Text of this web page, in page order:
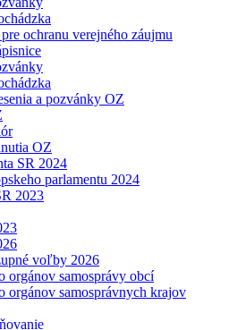
ochranu verejného záujmu
a pozvánky OZ
OZ
SR 2024
parlamentu 2024
2023
voľby 2026
orgánov samosprávy obcí
orgánov samosprávnych krajov